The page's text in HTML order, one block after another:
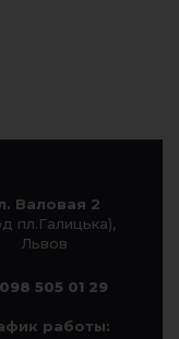
Валовая 2
пл.Галицька),
Львов
098 505 01 29
работы: